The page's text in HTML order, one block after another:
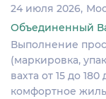
24 июля 2026
Объединенный
Выполнение
(маркировка,
вахта от 15 до
комфортное